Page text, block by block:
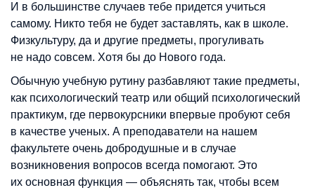
И в большинстве случаев тебе придется учиться
самому. Никто тебя не будет заставлять, как в школе.
Физкультуру, да и другие предметы, прогуливать
не надо совсем. Хотя бы до Нового года.
Обычную учебную рутину разбавляют такие предметы,
как психологический театр или общий психологический
практикум, где первокурсники впервые пробуют себя
в качестве ученых. А преподаватели на нашем
факультете очень добродушные и в случае
возникновения вопросов всегда помогают. Это
их основная функция — объяснять так, чтобы всем